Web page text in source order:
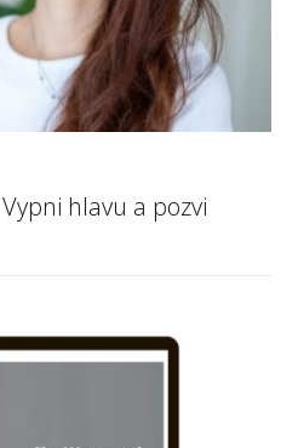
hlavu a pozvi